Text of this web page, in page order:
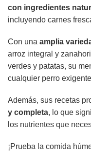
con ingredientes
incluyendo carnes
Con una amplia
arroz integral y
verdes y patatas, su
cualquier perro
Además, sus recetas
y completa, lo que
los nutrientes que
¡Prueba la comida